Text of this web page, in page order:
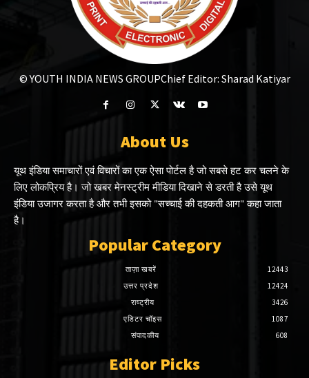
© YOUTH INDIA NEWS GROUPChief Editor: Sharad Katiyar
About Us
यूथ इंडिया समाचारों एवं विचारों का एक ऐसा पोर्टल है जो सबसे हट कर चलने के
लिए लोकप्रिय है। जो खबर मेनस्ट्रीम मीडिया दिखाने से डरती है उसे यूथ
इंडिया उजागर करता है और तभी इसको "सच्चाई की दहकती आग" कहा जाता
है।
Popular Category
ताज़ा खबरें
12443
उत्तर प्रदेश
12424
राष्ट्रीय
3426
एडिटर चॉइस
1087
संपादकीय
608
Editor Picks